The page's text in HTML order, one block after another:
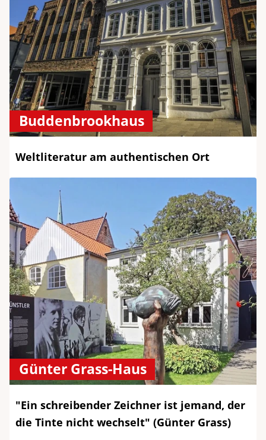
Buddenbrookhaus
Weltliteratur am authentischen Ort
Günter Grass-Haus
"Ein schreibender Zeichner ist jemand, der
die Tinte nicht wechselt" (Günter Grass)